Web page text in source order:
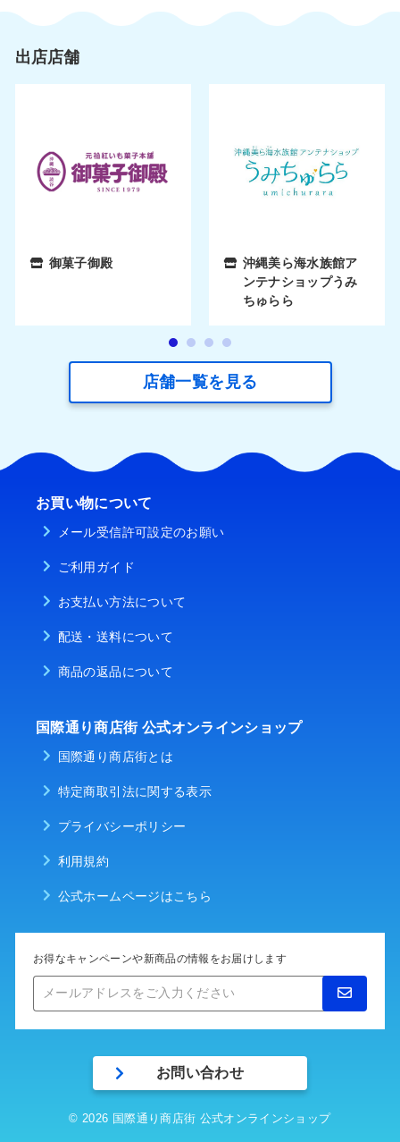
0
5
出店店舗
御菓子御殿
沖縄美ら海水族館ア
ンテナショップうみ
ちゅらら
店舗一覧を見る
お買い物について
メール受信許可設定のお願い
ご利用ガイド
お支払い方法について
配送・送料について
商品の返品について
国際通り商店街 公式オンラインショップ
国際通り商店街とは
特定商取引法に関する表示
プライバシーポリシー
利用規約
公式ホームページはこちら
お得なキャンペーンや新商品の情報をお届けします
ー
お問い合わせ
© 2026 国際通り商店街 公式オンラインショップ